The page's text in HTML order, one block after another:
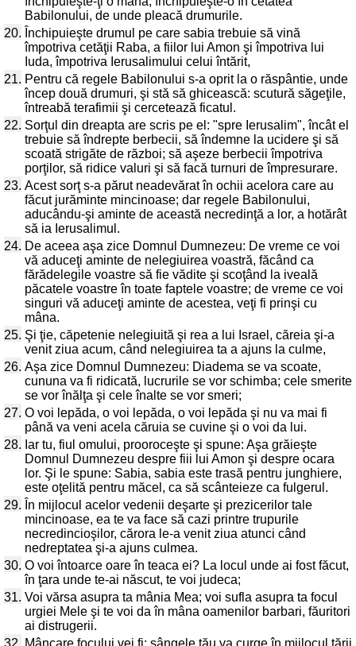
Babilonului, de unde pleacă drumurile.
20. Închipuieşte drumul pe care sabia trebuie să vină
împotriva cetăţii Raba, a fiilor lui Amon şi împotriva lui
Iuda, împotriva Ierusalimului celui întărit,
21. Pentru că regele Babilonului s-a oprit la o răspântie, unde
încep două drumuri, şi stă să ghicească: scutură săgeţile,
întreabă terafimii şi cercetează ficatul.
22. Sorţul din dreapta are scris pe el: "spre Ierusalim", încât el
trebuie să îndrepte berbecii, să îndemne la ucidere şi să
scoată strigăte de război; să aşeze berbecii împotriva
porţilor, să ridice valuri şi să facă turnuri de împresurare.
23. Acest sorţ s-a părut neadevărat în ochii acelora care au
făcut jurăminte mincinoase; dar regele Babilonului,
aducându-şi aminte de această necredinţă a lor, a hotărât
să ia Ierusalimul.
24. De aceea aşa zice Domnul Dumnezeu: De vreme ce voi
vă aduceţi aminte de nelegiuirea voastră, făcând ca
fărădelegile voastre să fie vădite şi scoţând la iveală
păcatele voastre în toate faptele voastre; de vreme ce voi
singuri vă aduceţi aminte de acestea, veţi fi prinşi cu
mâna.
25. Şi ţie, căpetenie nelegiuită şi rea a lui Israel, căreia şi-a
venit ziua acum, când nelegiuirea ta a ajuns la culme,
26. Aşa zice Domnul Dumnezeu: Diadema se va scoate,
cununa va fi ridicată, lucrurile se vor schimba; cele smerite
se vor înălţa şi cele înalte se vor smeri;
27. O voi lepăda, o voi lepăda, o voi lepăda şi nu va mai fi
până va veni acela căruia se cuvine şi o voi da lui.
28. Iar tu, fiul omului, prooroceşte şi spune: Aşa grăieşte
Domnul Dumnezeu despre fiii lui Amon şi despre ocara
lor. Şi le spune: Sabia, sabia este trasă pentru junghiere,
este oţelită pentru măcel, ca să scânteieze ca fulgerul.
29. În mijlocul acelor vedenii deşarte şi prezicerilor tale
mincinoase, ea te va face să cazi printre trupurile
necredincioşilor, cărora le-a venit ziua atunci când
nedreptatea şi-a ajuns culmea.
30. O voi întoarce oare în teaca ei? La locul unde ai fost făcut,
în ţara unde te-ai născut, te voi judeca;
31. Voi vărsa asupra ta mânia Mea; voi sufla asupra ta focul
urgiei Mele şi te voi da în mâna oamenilor barbari, făuritori
ai distrugerii.
32.
Mâncare focului vei fi; sângele tău va curge în mijlocul ţării